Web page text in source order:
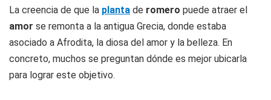
La creencia de que la planta de romero puede atraer el
amor se remonta a la antigua Grecia, donde estaba
asociado a Afrodita, la diosa del amor y la belleza. En
concreto, muchos se preguntan dónde es mejor ubicarla
para lograr este objetivo.